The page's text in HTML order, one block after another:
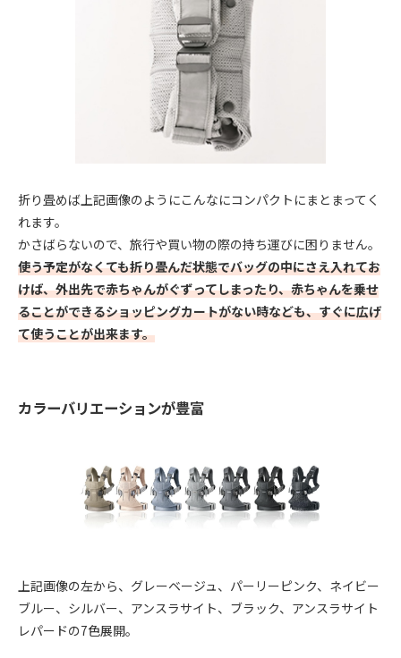
折り畳めば上記画像のようにこんなにコンパクトにまとまってく
れます。
かさばらないので、旅行や買い物の際の持ち運びに困りません。
使う予定がなくても折り畳んだ状態でバッグの中にさえ入れてお
けば、外出先で赤ちゃんがぐずってしまったり、赤ちゃんを乗せ
ることができるショッピングカートがない時なども、すぐに広げ
て使うことが出来ます。
カラーバリエーションが豊富
上記画像の左から、グレーベージュ、パーリーピンク、ネイビー
ブルー、シルバー、アンスラサイト、ブラック、アンスラサイト
レパードの7色展開。